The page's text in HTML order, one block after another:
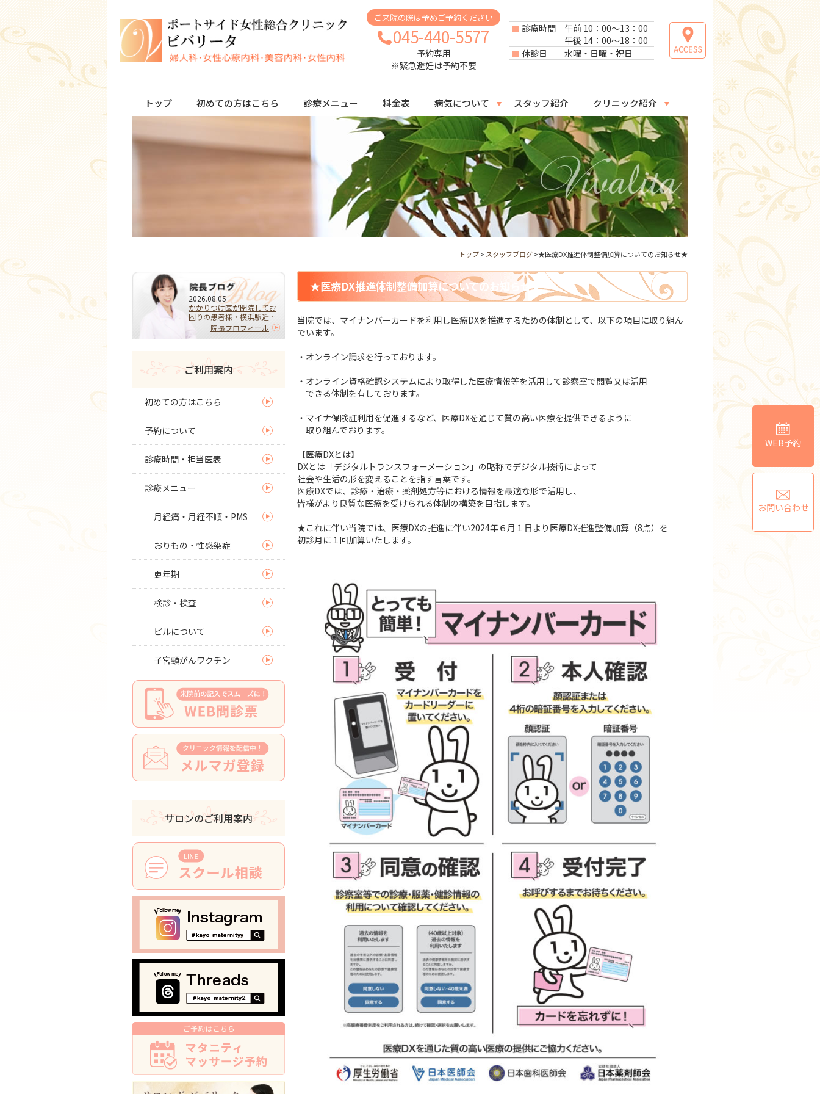
ご来院の際は予めご予約ください
045-440-5577
予約専用
※緊急避妊は予約不要
診療時間
午前 10：00～13：00
午後 14：00～18：00
休診日
水曜・日曜・祝日
トップ 初めての方はこちら 診療メニュー 料金表 病気について スタッフ紹介 クリニック紹介
トップ> スタッフブログ>★医療DX推進体制整備加算についてのお知らせ★
★医療DX推進体制整備加算についてのお知らせ★
当院では、マイナンバーカードを利用し医療DXを推進するための体制として、以下の項目に取り組ん
でいます。
・オンライン請求を行っております。
・オンライン資格確認システムにより取得した医療情報等を活用して診察室で閲覧又は活用
できる体制を有しております。
・マイナ保険証利用を促進するなど、医療DXを通じて質の高い医療を提供できるように
取り組んでおります。
【医療DXとは】
DXとは「デジタルトランスフォーメーション」の略称でデジタル技術によって
社会や生活の形を変えることを指す言葉です。
医療DXでは、診療・治療・薬剤処方等における情報を最適な形で活用し、
皆様がより良質な医療を受けられる体制の構築を目指します。
★これに伴い当院では、医療DXの推進に伴い2024年６月１日より医療DX推進整備加算（8点）を
初診月に１回加算いたします。
2026.08.05
かかりつけ医が閉院してお
困りの患者様・横浜駅近く
で女医の婦人科をお探しの
方へ
院長プロフィール
ご利用案内
初めての方はこちら
予約について
診療時間・担当医表
診療メニュー
月経痛・月経不順・PMS
おりもの・性感染症
更年期
検診・検査
ピルについて
子宮頸がんワクチン
サロンのご利用案内
WEB予約
お問い合わせ